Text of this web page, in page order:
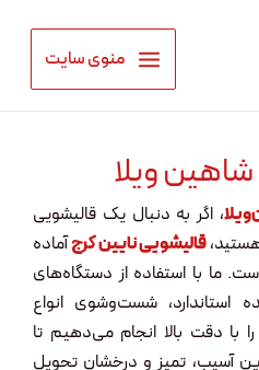
منوی سایت
ویلا
، اگر به دنبال یک قالیشویی
قالیشویی نایین کرجآماده
ما با استفاده از دستگاه‌های
استاندارد، شست‌وشوی انواع
دقت بالا انجام می‌دهیم تا
آسیب، تمیز و درخشان تحویل